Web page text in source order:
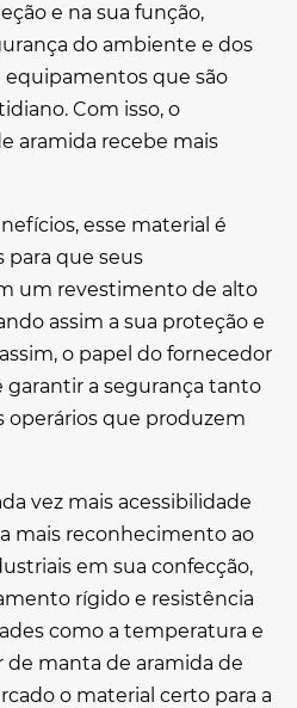
e na sua função,
do ambiente e dos
equipamentos que são
Com isso, o
aramida recebe mais
esse material é
para que seus
um revestimento de alto
assim a sua proteção e
o papel do fornecedor
garantir a segurança tanto
que produzem
vez mais acessibilidade
mais reconhecimento ao
em sua confecção,
rígido e resistência
como a temperatura e
de manta de aramida de
o material certo para a